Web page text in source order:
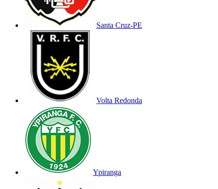
Santa Cruz-PE
Volta Redonda
Ypiranga